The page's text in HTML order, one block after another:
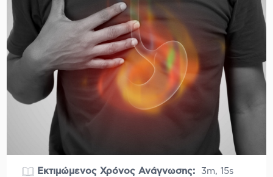
Εκτιμώμενος Χρόνος Ανάγνωσης: 3m, 15s